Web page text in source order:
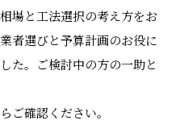
場と工法選択の考え方をお
者選びと予算計画のお役に
た。ご検討中の方の一助と
ご確認ください。